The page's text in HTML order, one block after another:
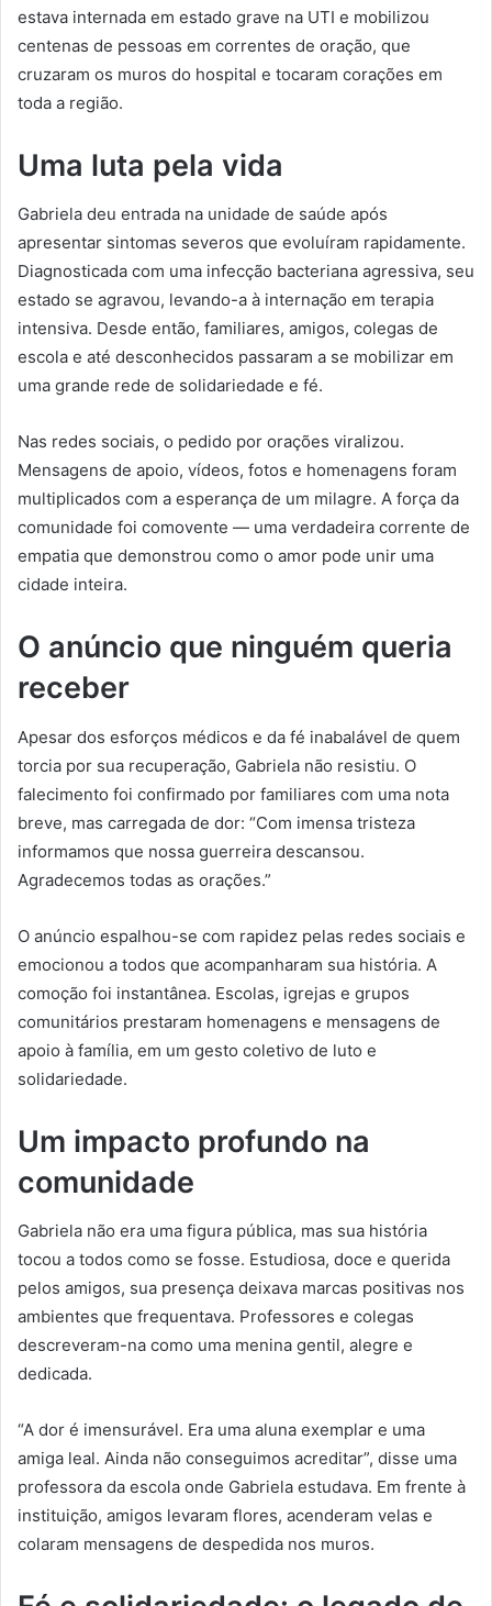
estava internada em estado grave na UTI e mobilizou
centenas de pessoas em correntes de oração, que
cruzaram os muros do hospital e tocaram corações em
toda a região.
Uma luta pela vida
Gabriela deu entrada na unidade de saúde após
apresentar sintomas severos que evoluíram rapidamente.
Diagnosticada com uma infecção bacteriana agressiva, seu
estado se agravou, levando-a à internação em terapia
intensiva. Desde então, familiares, amigos, colegas de
escola e até desconhecidos passaram a se mobilizar em
uma grande rede de solidariedade e fé.
Nas redes sociais, o pedido por orações viralizou.
Mensagens de apoio, vídeos, fotos e homenagens foram
multiplicados com a esperança de um milagre. A força da
comunidade foi comovente — uma verdadeira corrente de
empatia que demonstrou como o amor pode unir uma
cidade inteira.
O anúncio que ninguém queria
receber
Apesar dos esforços médicos e da fé inabalável de quem
torcia por sua recuperação, Gabriela não resistiu. O
falecimento foi confirmado por familiares com uma nota
breve, mas carregada de dor: “Com imensa tristeza
informamos que nossa guerreira descansou.
Agradecemos todas as orações.”
O anúncio espalhou-se com rapidez pelas redes sociais e
emocionou a todos que acompanharam sua história. A
comoção foi instantânea. Escolas, igrejas e grupos
comunitários prestaram homenagens e mensagens de
apoio à família, em um gesto coletivo de luto e
solidariedade.
Um impacto profundo na
comunidade
Gabriela não era uma figura pública, mas sua história
tocou a todos como se fosse. Estudiosa, doce e querida
pelos amigos, sua presença deixava marcas positivas nos
ambientes que frequentava. Professores e colegas
descreveram-na como uma menina gentil, alegre e
dedicada.
“A dor é imensurável. Era uma aluna exemplar e uma
amiga leal. Ainda não conseguimos acreditar”, disse uma
professora da escola onde Gabriela estudava. Em frente à
instituição, amigos levaram flores, acenderam velas e
colaram mensagens de despedida nos muros.